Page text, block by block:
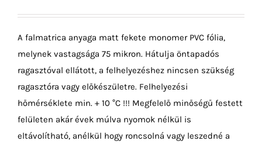
A falmatrica anyaga matt fekete monomer PVC fólia,
melynek vastagsága 75 mikron. Hátulja öntapadós
ragasztóval ellátott, a felhelyezéshez nincsen szükség
ragasztóra vagy előkészületre. Felhelyezési
hőmérséklete min. + 10 °C !!! Megfelelő minőségű festett
felületen akár évek múlva nyomok nélkül is
eltávolítható, anélkül hogy roncsolná vagy leszedné a